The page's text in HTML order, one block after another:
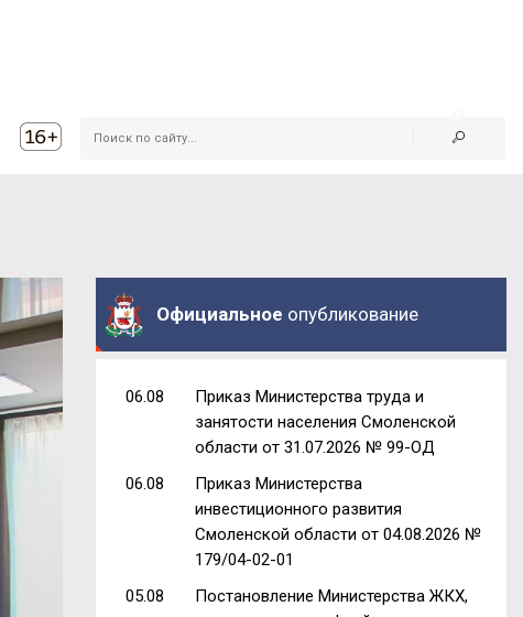
Официальное опубликование
06.08
Приказ Министерства труда и
занятости населения Смоленской
области от 31.07.2026 № 99-ОД
06.08
Приказ Министерства
инвестиционного развития
Смоленской области от 04.08.2026 №
179/04-02-01
05.08
Постановление Министерства ЖКХ,